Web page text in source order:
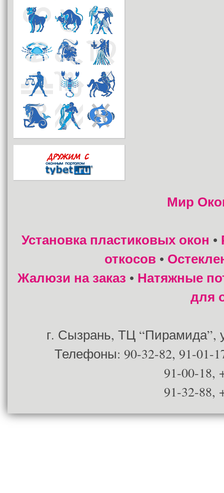
Мир
Установка пластиковых окон •
откосов •
Жалюзи на заказ • Натяжные
для
г. Сызрань, ТЦ “Пирамида”,
Телефоны: 90-32-82, 91-01-
91-00-18,
91-32-88,